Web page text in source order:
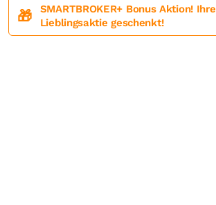
🎁
SMARTBROKER+ Bonus Aktion! Ihre
Lieblingsaktie geschenkt!